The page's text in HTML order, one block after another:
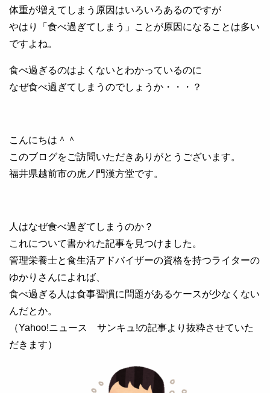
体重が増えてしまう原因はいろいろあるのですが
やはり「食べ過ぎてしまう」ことが原因になることは多い
ですよね。
食べ過ぎるのはよくないとわかっているのに
なぜ食べ過ぎてしまうのでしょうか・・・？
こんにちは＾＾
このブログをご訪問いただきありがとうございます。
福井県越前市の虎ノ門漢方堂です。
人はなぜ食べ過ぎてしまうのか？
これについて書かれた記事を見つけました。
管理栄養士と食生活アドバイザーの資格を持つライターの
ゆかりさんによれば、
食べ過ぎる人は食事習慣に問題があるケースが少なくない
んだとか。
（Yahoo!ニュース サンキュ!の記事より抜粋させていた
だきます）